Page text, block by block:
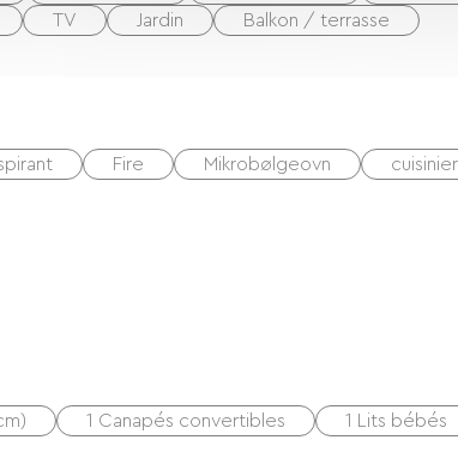
TV Jardin
Balkon / terrasse
Fire Mikrobølgeovn
1 Canapés convertibles 1 Lits bébés